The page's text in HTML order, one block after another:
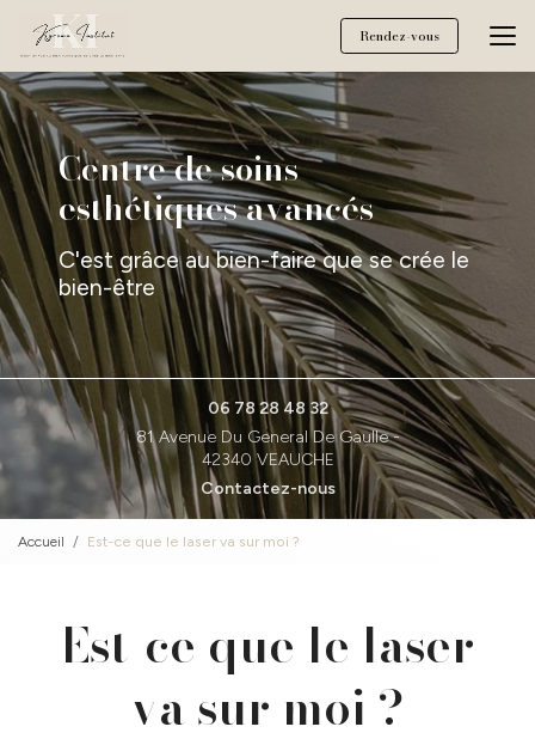
contenu
principal
Rendez-vous
Centre de soins
esthétiques avancés
C'est grâce au bien-faire que se crée le
bien-être
06 78 28 48 32
81 Avenue Du General De Gaulle -
42340 VEAUCHE
Contactez-nous
Accueil Est-ce que le laser va sur moi ?
Est-ce que le laser
va sur moi ?